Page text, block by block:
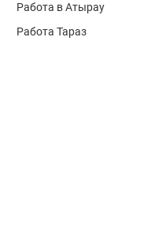
Работа в Атырау
Работа Тараз